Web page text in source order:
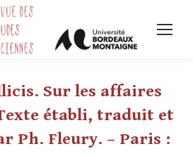
Sur les affaires
établi, traduit et
Ph. Fleury. – Paris :